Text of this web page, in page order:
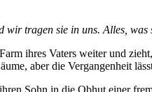
wir tragen sie in uns. Alles,
ihres Vaters weiter und
aber die Vergangenheit
Sohn in die Obhut einer